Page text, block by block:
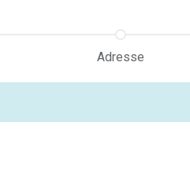
Adresse